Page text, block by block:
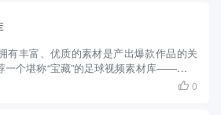
有丰富、优质的素材是产出爆款作品的关
个堪称“宝藏”的足球视频素材库——内梅
一网打尽 无论是足球界最顶级的欧冠赛
 0